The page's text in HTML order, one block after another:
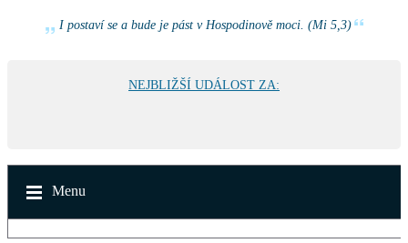
I postaví se a bude je pást v Hospodinově moci. (Mi 5,3)
NEJBLIŽŠÍ UDÁLOST ZA:
Menu